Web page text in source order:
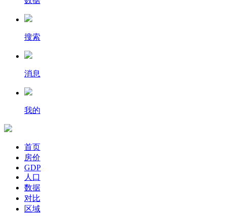
搜索
消息
我的
首页
房价
GDP
人口
数据
对比
区域